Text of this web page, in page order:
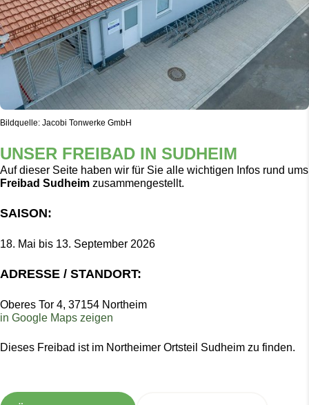
Bildquelle: Jacobi Tonwerke GmbH
UNSER FREIBAD IN SUDHEIM
Auf dieser Seite haben wir für Sie alle wichtigen Infos rund ums
Freibad Sudheim zusammengestellt.
SAISON:
18. Mai bis 13. September 2026
ADRESSE / STANDORT:
Oberes Tor 4, 37154 Northeim
in Google Maps zeigen
Dieses Freibad ist im Northeimer Ortsteil Sudheim zu finden.